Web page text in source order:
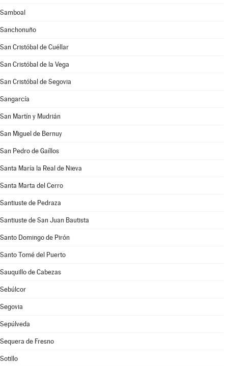
Samboal
Sanchonuño
San Cristóbal de Cuéllar
San Cristóbal de la Vega
San Cristóbal de Segovia
Sangarcía
San Martín y Mudrián
San Miguel de Bernuy
San Pedro de Gaíllos
Santa María la Real de Nieva
Santa Marta del Cerro
Santiuste de Pedraza
Santiuste de San Juan Bautista
Santo Domingo de Pirón
Santo Tomé del Puerto
Sauquillo de Cabezas
Sebúlcor
Segovia
Sepúlveda
Sequera de Fresno
Sotillo